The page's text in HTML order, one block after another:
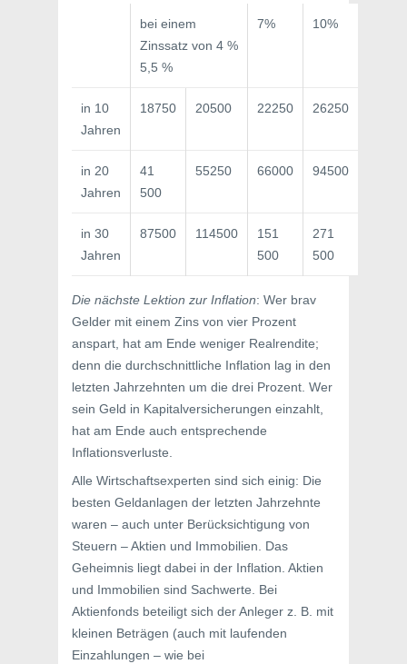
bei einem
Zinssatz von 4 %
5,5 %
7% 10%
in 10
Jahren
18750
20500 
22250
26250
in 20
Jahren
41
500 
55250 
66000
94500
in 30
Jahren
87500
114500
151
500
271
500
Die nächste Lektion zur Inflation: Wer brav
Gelder mit einem Zins von vier Prozent
anspart, hat am Ende weniger Realrendite;
denn die durchschnittliche Inflation lag in den
letzten Jahrzehnten um die drei Prozent. Wer
sein Geld in Kapitalversicherungen einzahlt,
hat am Ende auch entsprechende
Inflationsverluste.
Alle Wirtschaftsexperten sind sich einig: Die
besten Geldanlagen der letzten Jahrzehnte
waren – auch unter Berücksichtigung von
Steuern – Aktien und Immobilien. Das
Geheimnis liegt dabei in der Inflation. Aktien
und Immobilien sind Sachwerte. Bei
Aktienfonds beteiligt sich der Anleger z. B. mit
kleinen Beträgen (auch mit laufenden
Einzahlungen – wie bei